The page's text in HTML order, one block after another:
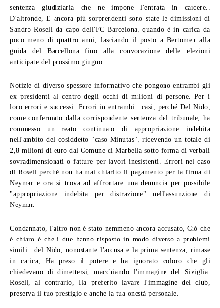
sentenza giudiziaria che ne impone l'entrata in carcere..
D'altronde, E ancora più sorprendenti sono state le dimissioni di
Sandro Rosell da capo dell'FC Barcelona, quando è in carica da
poco meno di quattro anni, lasciando il posto a Bertomeu alla
guida del Barcellona fino alla convocazione delle elezioni
anticipate del prossimo giugno.
Notizie di diverso spessore informativo che pongono entrambi gli
ex presidenti al centro degli occhi di milioni di persone. Per i
loro errori e successi. Errori in entrambi i casi, perché Del Nido,
come confermato dalla corrispondente sentenza del tribunale, ha
commesso un reato continuato di appropriazione indebita
nell'ambito del cosiddetto "caso Minutas", ricevendo un totale di
2,8 milioni di euro dal Comune di Marbella sotto forma di verbali
sovradimensionati o fatture per lavori inesistenti. Errori nel caso
di Rosell perché non ha mai chiarito il pagamento per la firma di
Neymar e ora si trova ad affrontare una denuncia per possibile
"appropriazione indebita per distrazione" nell'assunzione di
Neymar.
Condannato, l'altro non è stato nemmeno ancora accusato, Ciò che
è chiaro è che i due hanno risposto in modo diverso a problemi
simili.. del Nido, nonostante l'accusa e la prima sentenza, rimase
in carica, Ha preso il potere e ha ignorato coloro che gli
chiedevano di dimettersi, macchiando l'immagine del Siviglia.
Rosell, al contrario, Ha preferito lavare l'immagine del club,
preserva il tuo prestigio e anche la tua onestà personale.